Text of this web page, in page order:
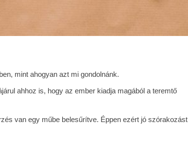
mint ahogyan azt mi gondolnánk.
ahhoz is, hogy az ember kiadja magából a teremtő
van egy műbe belesűrítve. Éppen ezért jó szórakozást